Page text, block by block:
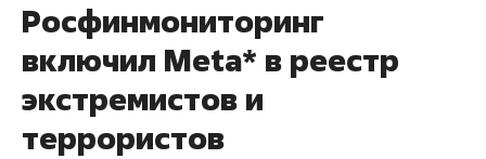
Росфинмониторинг
включил Meta* в реестр
экстремистов и
террористов